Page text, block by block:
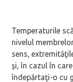
Temperaturile
nivelul
sens,
şi, în cazul în
îndepărtaţi-o cu